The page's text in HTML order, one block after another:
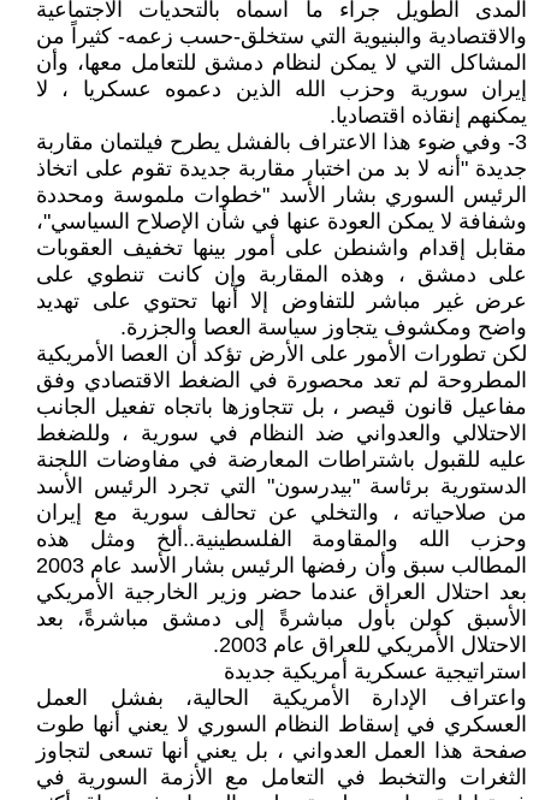
المدى الطويل جراء ما أسماه بالتحديات الاجتماعية
والاقتصادية والبنيوية التي ستخلق-حسب زعمه- كثيراً من
المشاكل التي لا يمكن لنظام دمشق للتعامل معها، وأن
إيران سورية وحزب الله الذين دعموه عسكريا ، لا
يمكنهم إنقاذه اقتصاديا.
3- وفي ضوء هذا الاعتراف بالفشل يطرح فيلتمان مقاربة
جديدة "أنه لا بد من اختبار مقاربة جديدة تقوم على اتخاذ
الرئيس السوري بشار الأسد "خطوات ملموسة ومحددة
وشفافة لا يمكن العودة عنها في شأن الإصلاح السياسي"،
مقابل إقدام واشنطن على أمور بينها تخفيف العقوبات
على دمشق ، وهذه المقاربة وإن كانت تنطوي على
عرض غير مباشر للتفاوض إلا أنها تحتوي على تهديد
واضح ومكشوف يتجاوز سياسة العصا والجزرة.
لكن تطورات الأمور على الأرض تؤكد أن العصا الأمريكية
المطروحة لم تعد محصورة في الضغط الاقتصادي وفق
مفاعيل قانون قيصر ، بل تتجاوزها باتجاه تفعيل الجانب
الاحتلالي والعدواني ضد النظام في سورية ، وللضغط
عليه للقبول باشتراطات المعارضة في مفاوضات اللجنة
الدستورية برئاسة "بيدرسون" التي تجرد الرئيس الأسد
من صلاحياته ، والتخلي عن تحالف سورية مع إيران
وحزب الله والمقاومة الفلسطينية..ألخ ومثل هذه
المطالب سبق وأن رفضها الرئيس بشار الأسد عام 2003
بعد احتلال العراق عندما حضر وزير الخارجية الأمريكي
الأسبق كولن بأول مباشرةً إلى دمشق مباشرةً، بعد
الاحتلال الأمريكي للعراق عام 2003.
استراتيجية عسكرية أمريكية جديدة
واعتراف الإدارة الأمريكية الحالية، بفشل العمل
العسكري في إسقاط النظام السوري لا يعني أنها طوت
صفحة هذا العمل العدواني ، بل يعني أنها تسعى لتجاوز
الثغرات والتخبط في التعامل مع الأزمة السورية في